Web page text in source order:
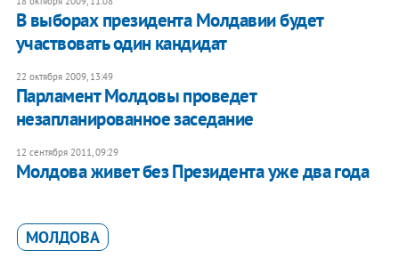
В выборах президента Молдавии будет
участвовать один кандидат
22 октября 2009, 13:49
Парламент Молдовы проведет
незапланированное заседание
12 сентября 2011, 09:29
Молдова живет без Президента уже два года
МОЛДОВА